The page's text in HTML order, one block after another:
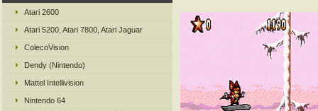
Atari 2600
Atari 5200, Atari 7800, Atari Jaguar
ColecoVision
Dendy (Nintendo)
Mattel Intellivision
Nintendo 64